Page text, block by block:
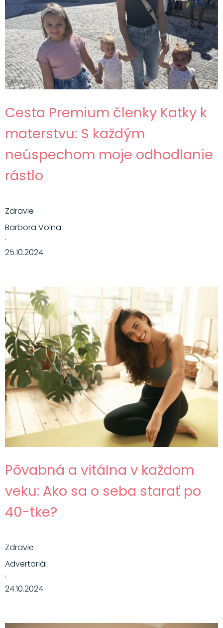
Cesta Premium členky Katky k
materstvu: S každým
neúspechom moje odhodlanie
rástlo
Zdravie
Barbora Volna
·
25.10.2024
Pôvabná a vitálna v každom
veku: Ako sa o seba starať po
40-tke?
Zdravie
Advertoriál
·
24.10.2024